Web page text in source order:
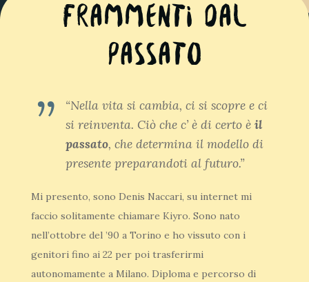
Frammenti dal
passato
“Nella vita si cambia, ci si scopre e ci
si reinventa. Ciò che c’ è di certo è il
passato, che determina il modello di
presente preparandoti al futuro.”
Mi presento, sono Denis Naccari, su internet mi
faccio solitamente chiamare Kiyro. Sono nato
nell’ottobre del ’90 a Torino e ho vissuto con i
genitori fino ai 22 per poi trasferirmi
autonomamente a Milano. Diploma e percorso di